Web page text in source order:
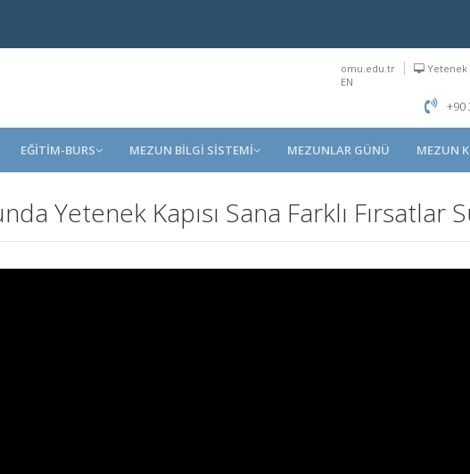
omu.edu.tr Yetenek
EN
+90
EĞİTİM-BURS MEZUN BİLGİ SİSTEMİ MEZUNLAR GÜNÜ MEZUN
Yetenek Kapısı Sana Farklı Fırsatlar